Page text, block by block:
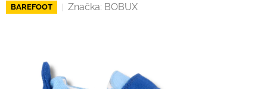
BAREFOOT Značka: BOBUX